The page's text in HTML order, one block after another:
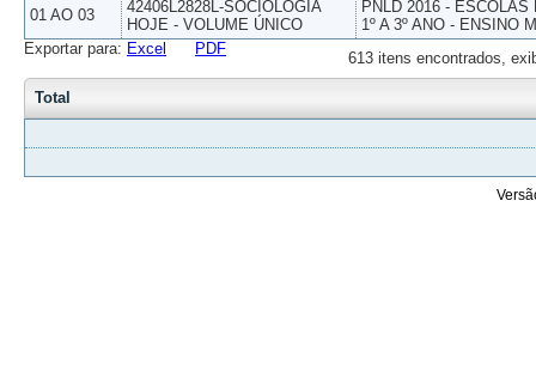
01 AO 03
42406L2828L-SOCIOLOGIA
HOJE - VOLUME ÚNICO
PNLD 2016 -
1º A 3º ANO - ENSINO
613 itens encontrados,
Exportar para: Excel PDF
Total